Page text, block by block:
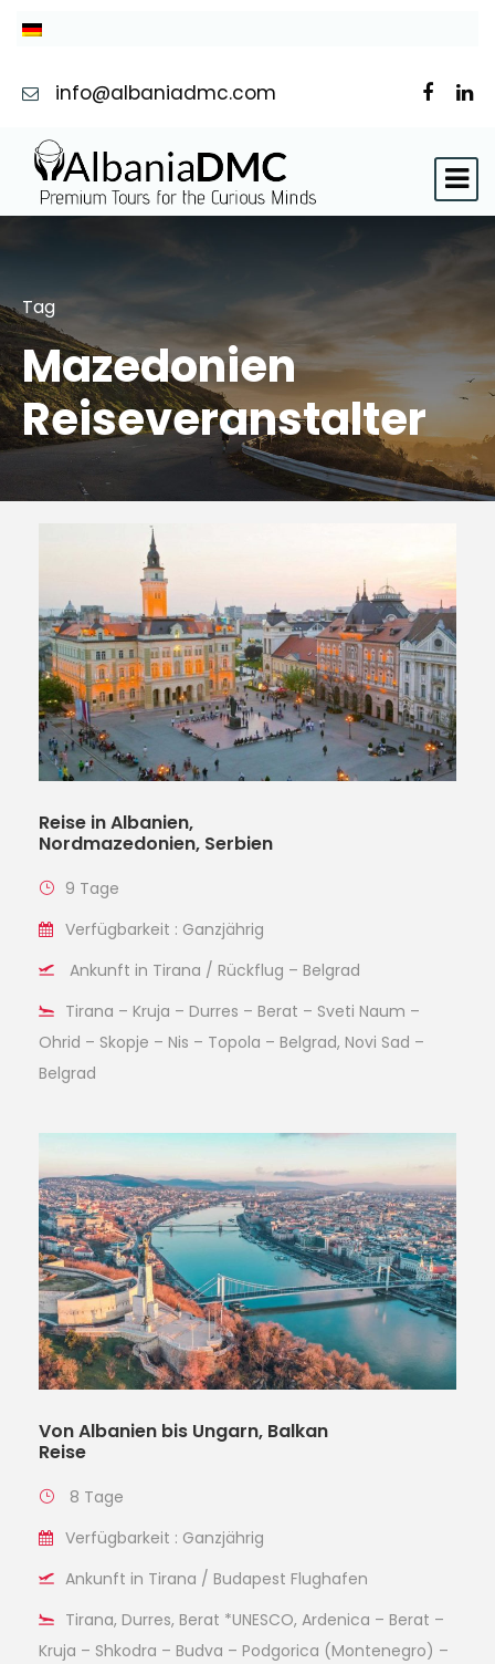
info@albaniadmc.com
Tag
Mazedonien
Reiseveranstalter
Reise in Albanien,
Nordmazedonien, Serbien
9 Tage
Verfügbarkeit : Ganzjährig
Ankunft in Tirana / Rückflug – Belgrad
Tirana – Kruja – Durres – Berat – Sveti Naum –
Ohrid – Skopje – Nis – Topola – Belgrad, Novi Sad –
Belgrad
Von Albanien bis Ungarn, Balkan
Reise
8 Tage
Verfügbarkeit : Ganzjährig
Ankunft in Tirana / Budapest Flughafen
Tirana, Durres, Berat *UNESCO, Ardenica – Berat –
Kruja – Shkodra – Budva – Podgorica (Montenegro) –